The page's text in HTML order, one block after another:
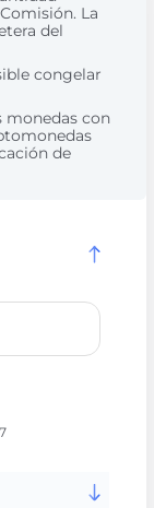
La
del
congelar
monedas con
de